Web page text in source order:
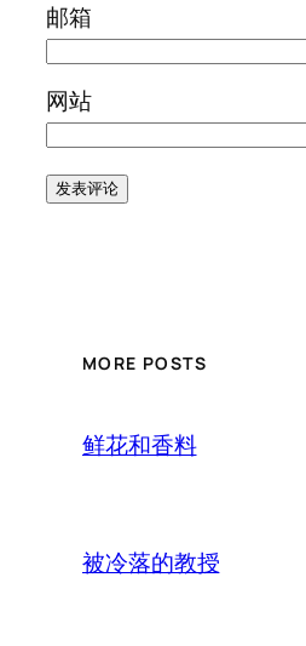
邮箱
网站
MORE POSTS
鲜花和香料
被冷落的教授